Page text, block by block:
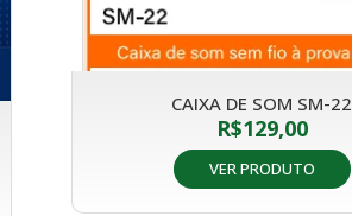
CAIXA DE SOM SM-22
R$129,00
VER PRODUTO